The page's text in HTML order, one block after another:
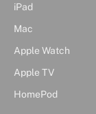
iPad
Mac
Apple Watch
Apple TV
HomePod